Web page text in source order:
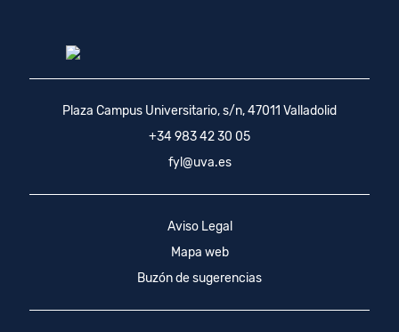
Plaza Campus Universitario, s/n, 47011 Valladolid
+34 983 42 30 05
fyl@uva.es
Aviso Legal
Mapa web
Buzón de sugerencias